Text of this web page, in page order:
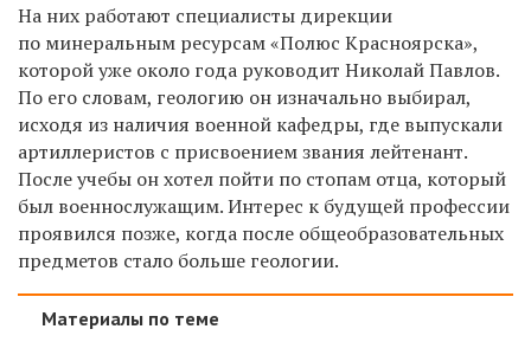
На них работают специалисты дирекции
по минеральным ресурсам «Полюс Красноярска»,
которой уже около года руководит Николай Павлов.
По его словам, геологию он изначально выбирал,
исходя из наличия военной кафедры, где выпускали
артиллеристов с присвоением звания лейтенант.
После учебы он хотел пойти по стопам отца, который
был военнослужащим. Интерес к будущей профессии
проявился позже, когда после общеобразовательных
предметов стало больше геологии.
Материалы по теме